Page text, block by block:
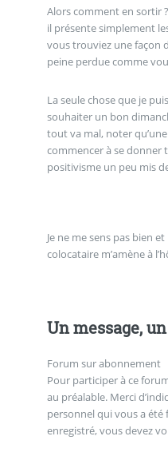
Alors comment en sortir
il présente simplement
vous trouviez une façon
peine perdue comme
La seule chose que je
souhaiter un bon
tout va mal, noter
commencer à se donner
positivisme un peu mis
Je ne me sens pas bien
colocataire m’amène à
Un message,
Forum sur abonnement
Pour participer à ce
au préalable. Merci
personnel qui vous a été
enregistré, vous devez